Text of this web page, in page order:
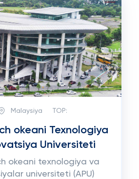
Malaysiya TOP:
okeani Texnologiya
Universiteti
okeani texnologiya va
universiteti (APU)